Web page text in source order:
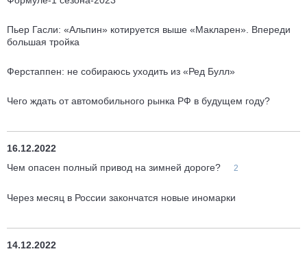
Пьер Гасли: «Альпин» котируется выше «Макларен». Впереди
большая тройка
Ферстаппен: не собираюсь уходить из «Ред Булл»
Чего ждать от автомобильного рынка РФ в будущем году?
16.12.2022
Чем опасен полный привод на зимней дороге?
2
Через месяц в России закончатся новые иномарки
14.12.2022